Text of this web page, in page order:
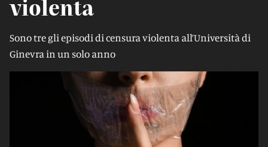
violenta
Sono tre gli episodi di censura violenta all’Università di
Ginevra in un solo anno